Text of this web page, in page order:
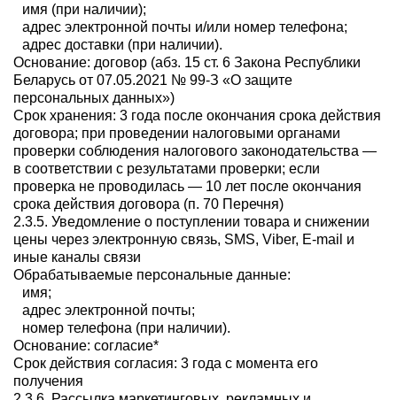
имя (при наличии);
адрес электронной почты и/или номер телефона;
адрес доставки (при наличии).
Основание: договор (абз. 15 ст. 6 Закона Республики
Беларусь от 07.05.2021 № 99-З «О защите
персональных данных»)
Срок хранения: 3 года после окончания срока действия
договора; при проведении налоговыми органами
проверки соблюдения налогового законодательства —
в соответствии с результатами проверки; если
проверка не проводилась — 10 лет после окончания
срока действия договора (п. 70 Перечня)
2.3.5. Уведомление о поступлении товара и снижении
цены через электронную связь, SMS, Viber, E-mail и
иные каналы связи
Обрабатываемые персональные данные:
имя;
адрес электронной почты;
номер телефона (при наличии).
Основание: согласие*
Срок действия согласия: 3 года с момента его
получения